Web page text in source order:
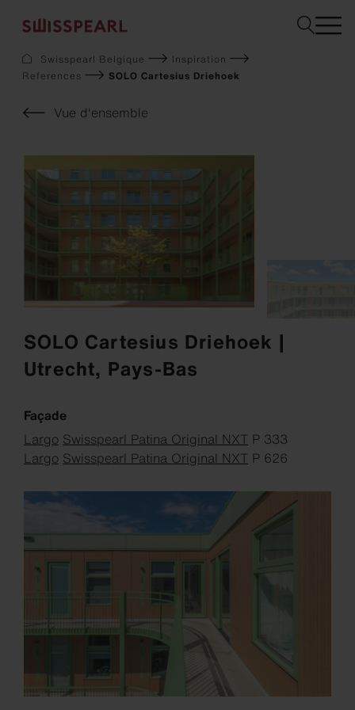
Sustainability
Demandez un échantillon
Façade
Construction
Téléchargements
Swisspearl Belgique
Inspiration
References
SOLO Cartesius Driehoek
Vue d'ensemble
SOLO Cartesius Driehoek |
Utrecht, Pays-Bas
Façade
Largo Swisspearl Patina Original NXT P 333
Largo Swisspearl Patina Original NXT P 626